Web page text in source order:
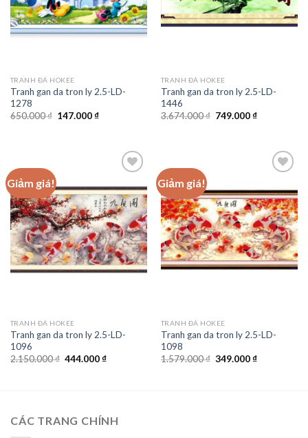
TRANH ĐÁ HOKEE
Tranh gan da tron ly 2.5-LD-
1278
650.000₫ Giá
147.000₫Giá
147.000 ₫.
TRANH ĐÁ HOKEE
Tranh gan da tron ly 2.5-LD-
1446
3.674.000₫ Giá
749.000₫Giá
749.000 ₫.
Giảm giá!
Add to
wishlist
TRANH ĐÁ HOKEE
Tranh gan da tron ly 2.5-LD-
1096
2.150.000₫ Giá
444.000₫Giá
Giảm giá!
Add to
wishlist
TRANH ĐÁ HOKEE
Tranh gan da tron ly 2.5-LD-
1098
1.579.000₫ Giá
349.000₫Giá
CÁC TRANG CHÍNH